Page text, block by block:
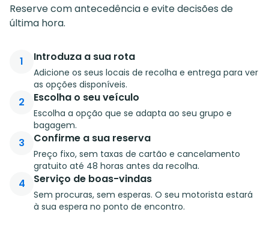
Reserve com antecedência e evite decisões de
última hora.
1 Introduza a sua rota
Adicione os seus locais de recolha e entrega para ver
as opções disponíveis.
2 Escolha o seu veículo
Escolha a opção que se adapta ao seu grupo e
bagagem.
3 Confirme a sua reserva
Preço fixo, sem taxas de cartão e cancelamento
gratuito até 48 horas antes da recolha.
4 Serviço de boas-vindas
Sem procuras, sem esperas. O seu motorista estará
à sua espera no ponto de encontro.